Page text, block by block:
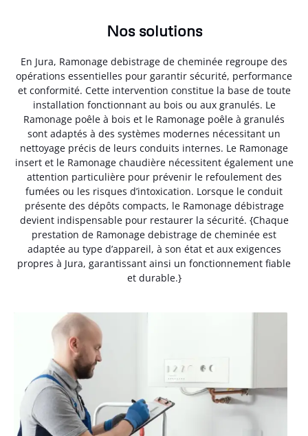
Nos solutions
En Jura, Ramonage debistrage de cheminée regroupe des
opérations essentielles pour garantir sécurité, performance
et conformité. Cette intervention constitue la base de toute
installation fonctionnant au bois ou aux granulés. Le
Ramonage poêle à bois et le Ramonage poêle à granulés
sont adaptés à des systèmes modernes nécessitant un
nettoyage précis de leurs conduits internes. Le Ramonage
insert et le Ramonage chaudière nécessitent également une
attention particulière pour prévenir le refoulement des
fumées ou les risques d’intoxication. Lorsque le conduit
présente des dépôts compacts, le Ramonage débistrage
devient indispensable pour restaurer la sécurité. {Chaque
prestation de Ramonage debistrage de cheminée est
adaptée au type d’appareil, à son état et aux exigences
propres à Jura, garantissant ainsi un fonctionnement fiable
et durable.}